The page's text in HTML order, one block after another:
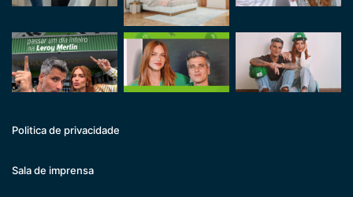
Politica de privacidade
Sala de imprensa